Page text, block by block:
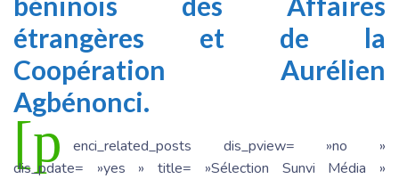
étrangères et de la
Coopération Aurélien
Agbénonci.
[p
enci_related_posts dis_pview= »no »
dis_pdate= »yes » title= »Sélection Sunvi Média »